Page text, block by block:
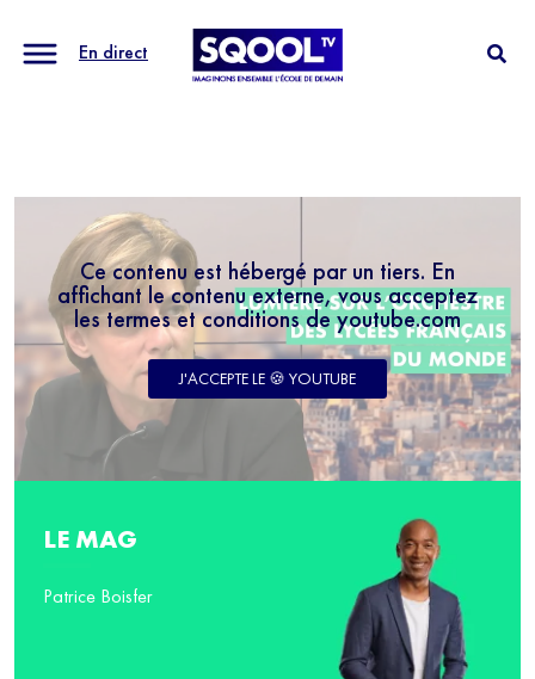
En direct
Ce contenu est hébergé par un tiers. En
affichant le contenu externe, vous acceptez
les termes et conditions de youtube.com
J'ACCEPTE LE 🍪 YOUTUBE
LE MAG
Patrice Boisfer